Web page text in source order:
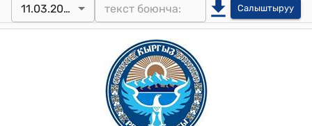
11.03.2013 Салыштыруу